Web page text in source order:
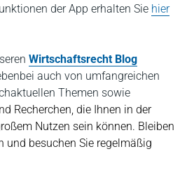
der App erhalten Sie hier
Wirtschaftsrecht Blog
auch von umfangreichen
Themen sowie
Recherchen, die Ihnen in der
Nutzen sein können. Bleiben
und besuchen Sie regelmäßig